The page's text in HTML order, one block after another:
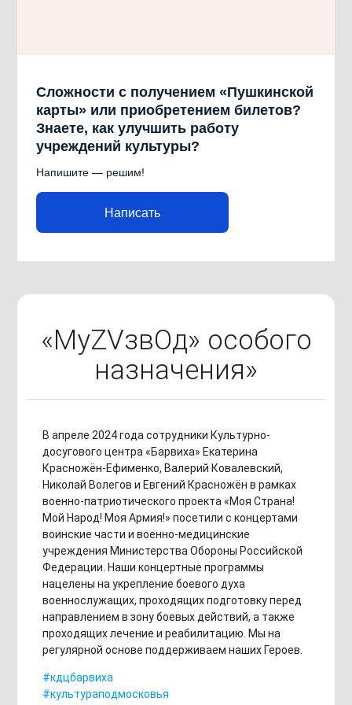
Сложности с получением «Пушкинской
карты» или приобретением билетов?
Знаете, как улучшить работу
учреждений культуры?
Напишите — решим!
Написать
«МуZVзвOд» особого
назначения»
В апреле 2024 года сотрудники Культурно-
досугового центра «Барвиха» Екатерина
Красножён-Ефименко, Валерий Ковалевский,
Николай Волегов и Евгений Красножён в рамках
военно-патриотического проекта «Моя Страна!
Мой Народ! Моя Армия!» посетили с концертами
воинские части и военно-медицинские
учреждения Министерства Обороны Российской
Федерации. Наши концертные программы
нацелены на укрепление боевого духа
военнослужащих, проходящих подготовку перед
направлением в зону боевых действий, а также
проходящих лечение и реабилитацию. Мы на
регулярной основе поддерживаем наших Героев.
#кдцбарвиха
#культураподмосковья